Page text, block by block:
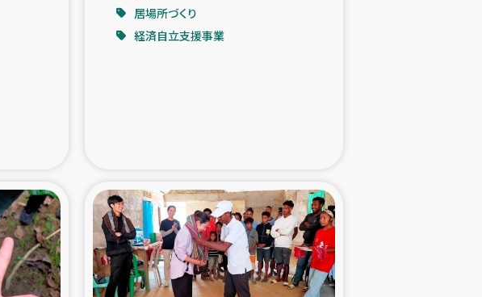
漁民によるマングローブ植林活動
神原ゼミxパルシック
復興応援隊の活動
漁業復興支援
居場所づくり
経済自立支援事業